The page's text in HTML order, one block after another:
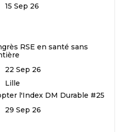
15 Sep 26
RSE en santé sans
22 Sep 26
Lille
l'Index DM Durable #25
29 Sep 26